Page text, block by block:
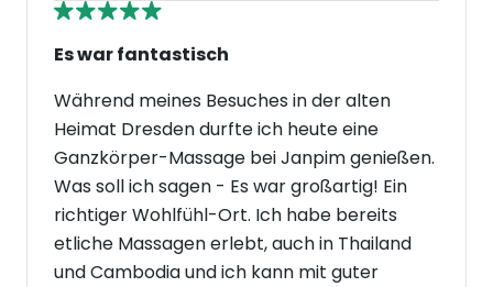
Es war fantastisch
Während meines Besuches in der alten
Heimat Dresden durfte ich heute eine
Ganzkörper-Massage bei Janpim genießen.
Was soll ich sagen - Es war großartig! Ein
richtiger Wohlfühl-Ort. Ich habe bereits
etliche Massagen erlebt, auch in Thailand
und Cambodia und ich kann mit guter